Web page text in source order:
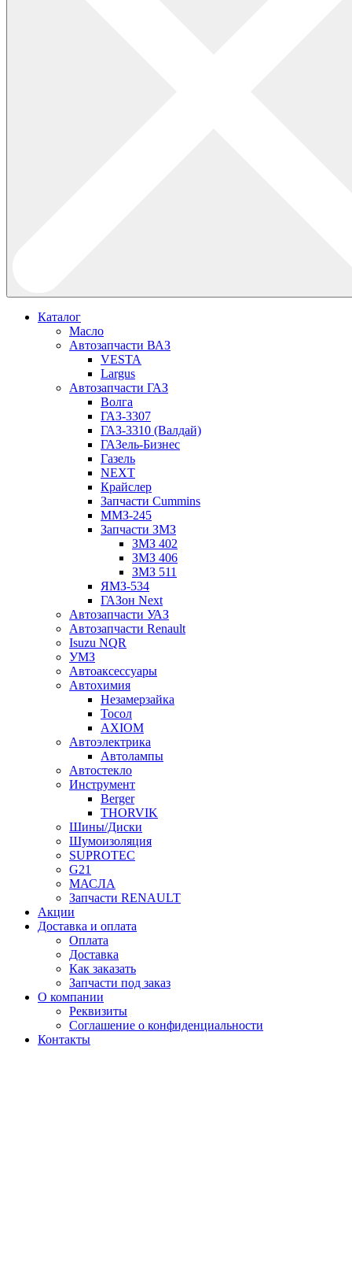
Каталог
Масло
Автозапчасти ВАЗ
VESTA
Largus
Автозапчасти ГАЗ
Волга
ГАЗ-3307
ГАЗ-3310 (Валдай)
ГАЗель-Бизнес
Газель
NEXT
Крайслер
Запчасти Cummins
ММЗ-245
Запчасти ЗМЗ
ЗМЗ 402
ЗМЗ 406
ЗМЗ 511
ЯМЗ-534
ГАЗон Next
Автозапчасти УАЗ
Автозапчасти Renault
Isuzu NQR
УМЗ
Автоаксессуары
Автохимия
Незамерзайка
Тосол
AXIOM
Автоэлектрика
Автолампы
Автостекло
Инструмент
Berger
THORVIK
Шины/Диски
Шумоизоляция
SUPROTEC
G21
МАСЛА
Запчасти RENAULT
Акции
Доставка и оплата
Оплата
Доставка
Как заказать
Запчасти под заказ
О компании
Реквизиты
Соглашение о конфиденциальности
Контакты